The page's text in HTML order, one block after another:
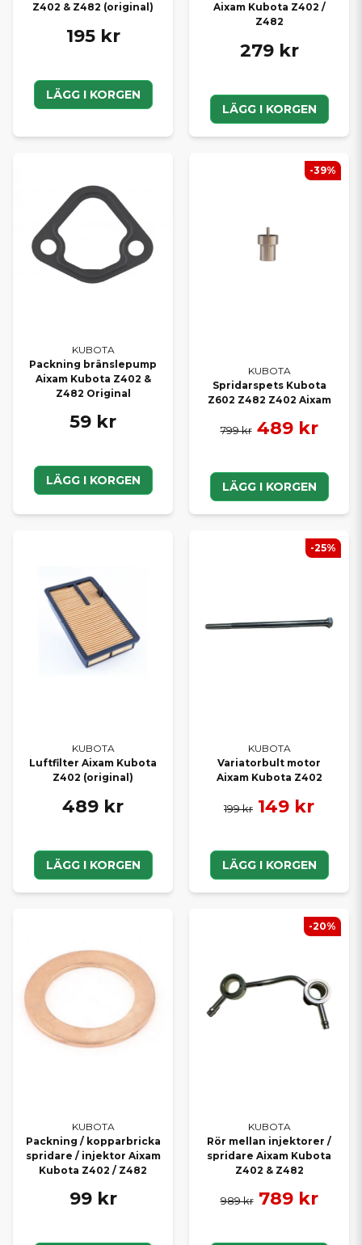
Z402 & Z482 (original)
195 kr
LÄGG I KORGEN
Aixam Kubota Z402 /
Z482
279 kr
LÄGG I KORGEN
KUBOTA
Packning bränslepump
Aixam Kubota Z402 &
Z482 Original
59 kr
LÄGG I KORGEN
KUBOTA
Spridarspets Kubota
Z602 Z482 Z402 Aixam
799 kr 489 kr
LÄGG I KORGEN
-39%
KUBOTA
Luftfilter Aixam Kubota
Z402 (original)
489 kr
LÄGG I KORGEN
KUBOTA
Variatorbult motor
Aixam Kubota Z402
199 kr 149 kr
LÄGG I KORGEN
-25%
KUBOTA
Packning / kopparbricka
spridare / injektor Aixam
Kubota Z402 / Z482
99 kr
KUBOTA
Rör mellan injektorer /
spridare Aixam Kubota
Z402 & Z482
989 kr 789 kr
-20%